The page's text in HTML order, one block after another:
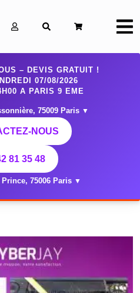
– DEVIS GRATUIT !
07/08/2026
A PARIS 9 EME
75009 Paris ▼
NOUS
81 35 48
75006 Paris ▼